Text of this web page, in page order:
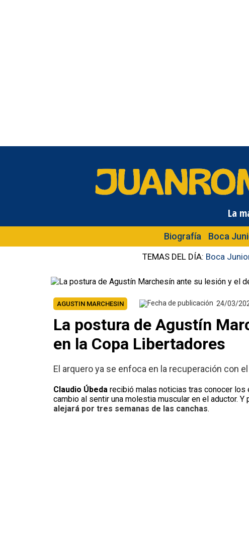
La
Biografía Boca
TEMAS DEL DÍA: Boca
AGUSTIN MARCHESIN 24/03/
La postura de Agustín
en la Copa Libertadores
El arquero ya se enfoca en la recuperación con
Claudio Úbeda recibió malas noticias tras conocer los
cambio al sentir una molestia muscular en el aductor.
alejará por tres semanas de las canchas.